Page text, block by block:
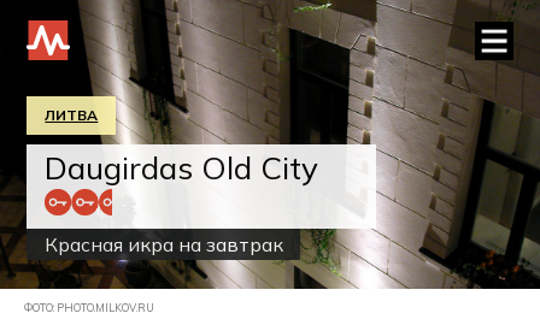
ЛИТВА
Daugirdas Old City
Красная икра на завтрак
ФОТО: PHOTO.MILKOV.RU